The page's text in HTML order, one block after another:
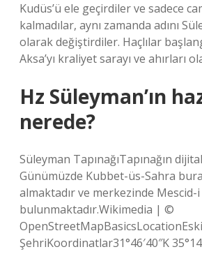
Kudüs’ü ele geçirdiler ve sadece
kalmadılar, aynı zamanda adını
olarak değiştirdiler. Haçlılar
Aksa’yı kraliyet sarayı ve ahırları
Hz Süleyman’ın
nerede?
Süleyman TapınağıTapınağın
Günümüzde Kubbet-üs-Sahra
almaktadır ve merkezinde Mescid-i
bulunmaktadır.Wikimedia | ©
ŞehriKoordinatlar31°46′40″K